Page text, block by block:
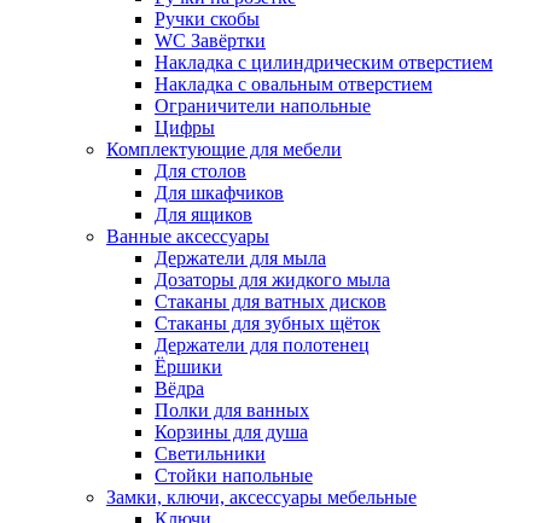
Ручки скобы
WC Завёртки
Накладка с цилиндрическим отверстием
Накладка с овальным отверстием
Ограничители напольные
Цифры
Комплектующие для мебели
Для столов
Для шкафчиков
Для ящиков
Ванные аксессуары
Держатели для мыла
Дозаторы для жидкого мыла
Стаканы для ватных дисков
Стаканы для зубных щёток
Держатели для полотенец
Ёршики
Вёдра
Полки для ванных
Корзины для душа
Светильники
Стойки напольные
Замки, ключи, аксессуары мебельные
Ключи